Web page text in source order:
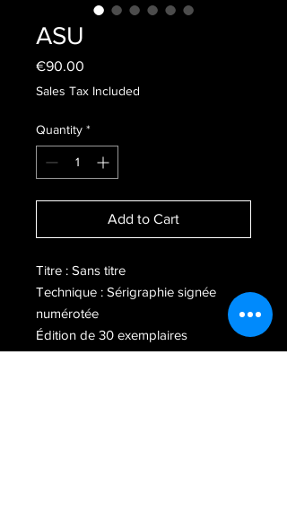
ASU
€90.00
Sales Tax Included
Quantity *
Add to Cart
Titre : Sans titre
Technique : Sérigraphie signée
numérotée
Édition de 30 exemplaires
Format : 40cm X 55cm